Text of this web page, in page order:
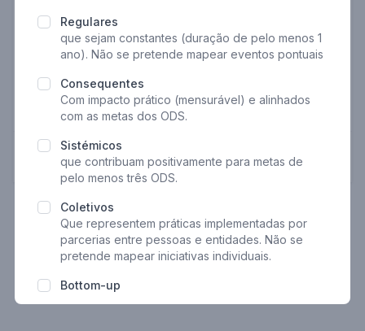
Telefone
Opcional
Próximo
Regulares
que sejam constantes (duração de pelo menos 1
ano). Não se pretende mapear eventos pontuais
Consequentes
Com impacto prático (mensurável) e alinhados
com as metas dos ODS.
Sistémicos
que contribuam positivamente para metas de
pelo menos três ODS.
Coletivos
Que representem práticas implementadas por
parcerias entre pessoas e entidades. Não se
pretende mapear iniciativas individuais.
Bottom-up
Promovidos por atores locais com base no